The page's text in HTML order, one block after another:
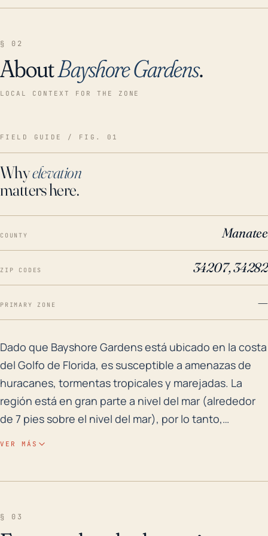
§ 02
AboutBayshore Gardens.
LOCAL CONTEXT FOR THE ZONE
FIELD GUIDE / FIG. 01
Whyelevation
matters here.
COUNTY Manatee
ZIP CODES 34207, 34282
PRIMARY ZONE —
Dado que Bayshore Gardens está ubicado en la
Dado que Bayshore Gardens está ubicado en la costa
del Golfo de Florida, es susceptible a amenazas de
huracanes, tormentas tropicales y marejadas. La
región está en gran parte a nivel del mar (alrededor
de 7 pies sobre el nivel del mar), por lo tanto,
enfrenta un riesgo considerable de inundaciones
VER MÁS
§ 03